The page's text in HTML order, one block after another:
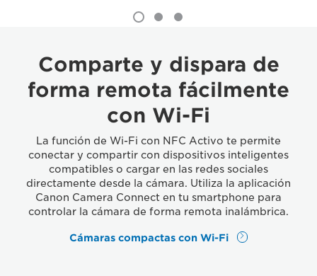
Comparte y dispara de
forma remota fácilmente
con Wi-Fi
La función de Wi-Fi con NFC Activo te permite
conectar y compartir con dispositivos inteligentes
compatibles o cargar en las redes sociales
directamente desde la cámara. Utiliza la aplicación
Canon Camera Connect en tu smartphone para
controlar la cámara de forma remota inalámbrica.
Cámaras compactas con Wi-Fi